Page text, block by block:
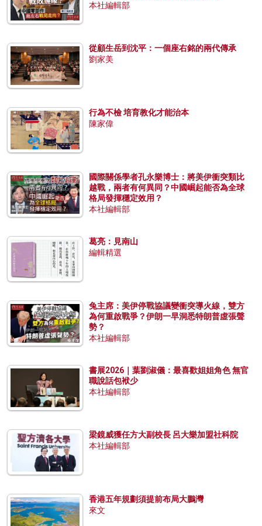
本社編輯部
從顧生岳到沈平：一個座右銘的兩代傳承
劉家美
行為不檢 培育教化才能治本
陳家偉
國際關係學者孔永樂博士：將美伊衝突類比
越戰，兩者有何異同？中國崛起能否為全球
格局發揮穩定效用？
本社編輯部
葛亮：見南山
編輯精選
兔主席：美伊停戰協議變衝突導火線，雙方
為何重啟戰爭？伊朗一早洞悉特朗普虛張聲
勢？
本社編輯部
書展2026｜葉劉淑儀：最喜歡姐姐角色 無官
職說話包袱少
本社編輯部
梁鏡威獲任方大副校長 呂大樂加盟社科院
本社編輯部
香港五年規劃須提前布局大鵬灣
來文